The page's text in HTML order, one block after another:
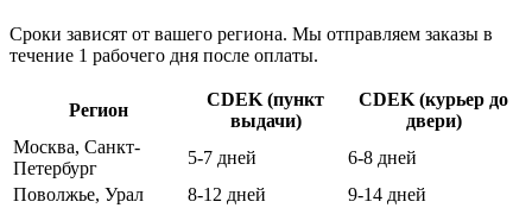
Сроки зависят от вашего региона. Мы отправляем заказы в
течение 1 рабочего дня после оплаты.
Регион
CDEK (пункт
выдачи)
CDEK (курьер до
двери)
Москва, Санкт-
Петербург
5-7 дней
6-8 дней
Поволжье, Урал
8-12 дней
9-14 дней